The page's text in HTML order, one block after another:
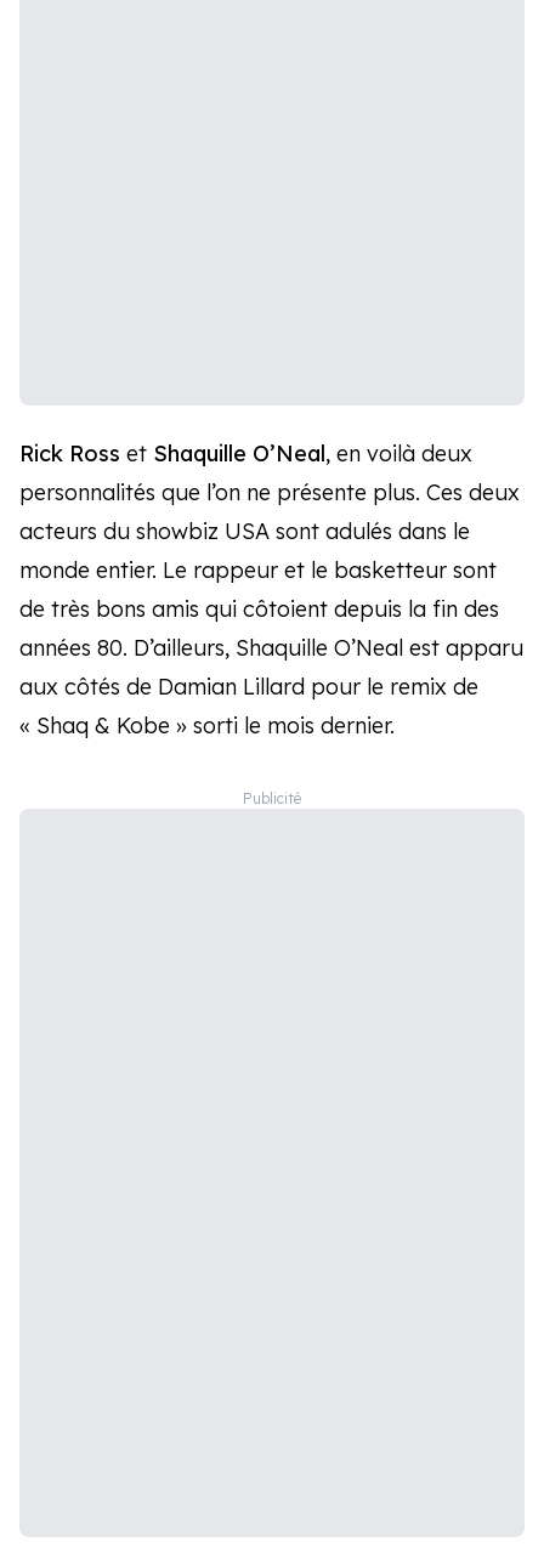
Rick Ross et Shaquille O’Neal, en voilà deux
personnalités que l’on ne présente plus. Ces deux
acteurs du showbiz USA sont adulés dans le
monde entier. Le rappeur et le basketteur sont
de très bons amis qui côtoient depuis la fin des
années 80. D’ailleurs, Shaquille O’Neal est apparu
aux côtés de Damian Lillard pour le remix de
« Shaq & Kobe » sorti le mois dernier.